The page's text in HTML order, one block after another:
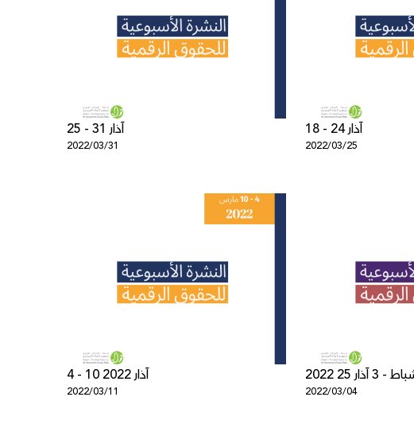
25 - 31 آذار
2022/03/31
18 - 24 آذار
2022/03/25
4 - 10 آذار 2022
2022/03/11
25 شباط - 3 آذار
2022/03/04